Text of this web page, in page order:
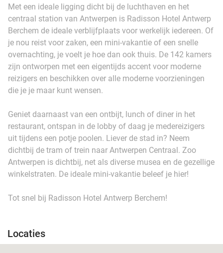
Met een ideale ligging dicht bij de luchthaven en het
centraal station van Antwerpen is Radisson Hotel Antwerp
Berchem de ideale verblijfplaats voor werkelijk iedereen. Of
je nou reist voor zaken, een mini-vakantie of een snelle
overnachting, je voelt je hoe dan ook thuis. De 142 kamers
zijn ontworpen met een eigentijds accent voor moderne
reizigers en beschikken over alle moderne voorzieningen
die je je maar kunt wensen.
Geniet daarnaast van een ontbijt, lunch of diner in het
restaurant, ontspan in de lobby of daag je medereizigers
uit tijdens een potje poolen. Liever de stad in? Neem
dichtbij de tram of trein naar Antwerpen Centraal. Zoo
Antwerpen is dichtbij, net als diverse musea en de gezellige
winkelstraten. De ideale mini-vakantie beleef je hier!
Tot snel bij Radisson Hotel Antwerp Berchem!
Locaties